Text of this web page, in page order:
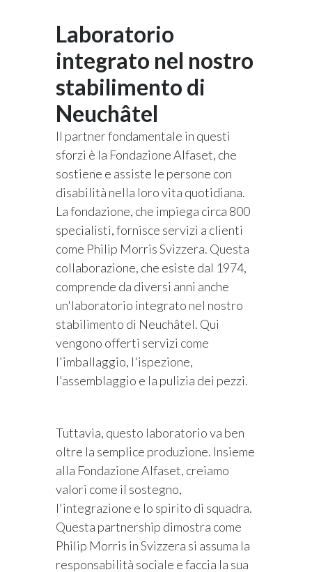
Laboratorio
integrato nel nostro
stabilimento di
Neuchâtel
Il partner fondamentale in questi
sforzi è la Fondazione Alfaset, che
sostiene e assiste le persone con
disabilità nella loro vita quotidiana.
La fondazione, che impiega circa 800
specialisti, fornisce servizi a clienti
come Philip Morris Svizzera. Questa
collaborazione, che esiste dal 1974,
comprende da diversi anni anche
un'laboratorio integrato nel nostro
stabilimento di Neuchâtel. Qui
vengono offerti servizi come
l'imballaggio, l'ispezione,
l'assemblaggio e la pulizia dei pezzi.
Tuttavia, questo laboratorio va ben
oltre la semplice produzione. Insieme
alla Fondazione Alfaset, creiamo
valori come il sostegno,
l'integrazione e lo spirito di squadra.
Questa partnership dimostra come
Philip Morris in Svizzera si assuma la
responsabilità sociale e faccia la sua